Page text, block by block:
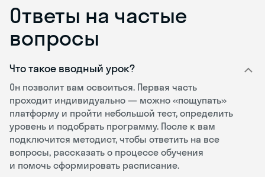
Ответы на частые
вопросы
Что такое вводный урок?
Он позволит вам освоиться. Первая часть
проходит индивидуально — можно «пощупать»
платформу и пройти небольшой тест, определить
уровень и подобрать программу. После к вам
подключится методист, чтобы ответить на все
вопросы, рассказать о процессе обучения
и помочь сформировать расписание.